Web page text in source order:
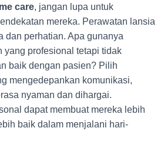
care, jangan lupa untuk
mereka. Perawatan lansia
dan perhatian. Apa gunanya
yang profesional tetapi tidak
baik dengan pasien? Pilih
mengedepankan komunikasi,
nyaman dan dihargai.
dapat membuat mereka lebih
baik dalam menjalani hari-